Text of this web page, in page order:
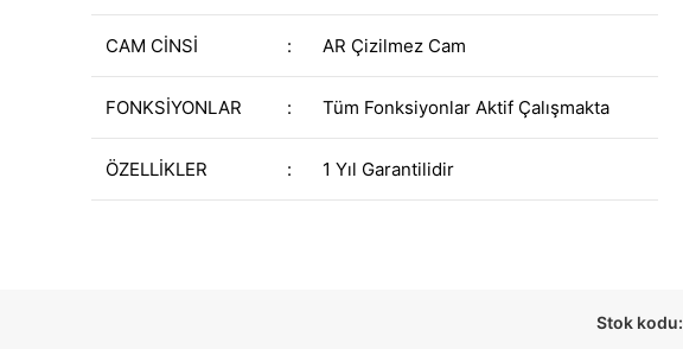
CAM CİNSİ : AR Çizilmez Cam
FONKSİYONLAR : Tüm Fonksiyonlar Aktif Çalışmakta
ÖZELLİKLER : 1 Yıl Garantilidir
Stok kodu: